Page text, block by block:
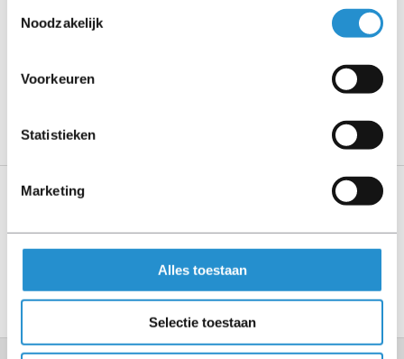
Noodzakelijk
Voorkeuren
Statistieken
Marketing
Alles toestaan
Selectie toestaan
LET OP: Op refurbished producten geldt een
garantieperiode van 90 dagen, tenzij anders